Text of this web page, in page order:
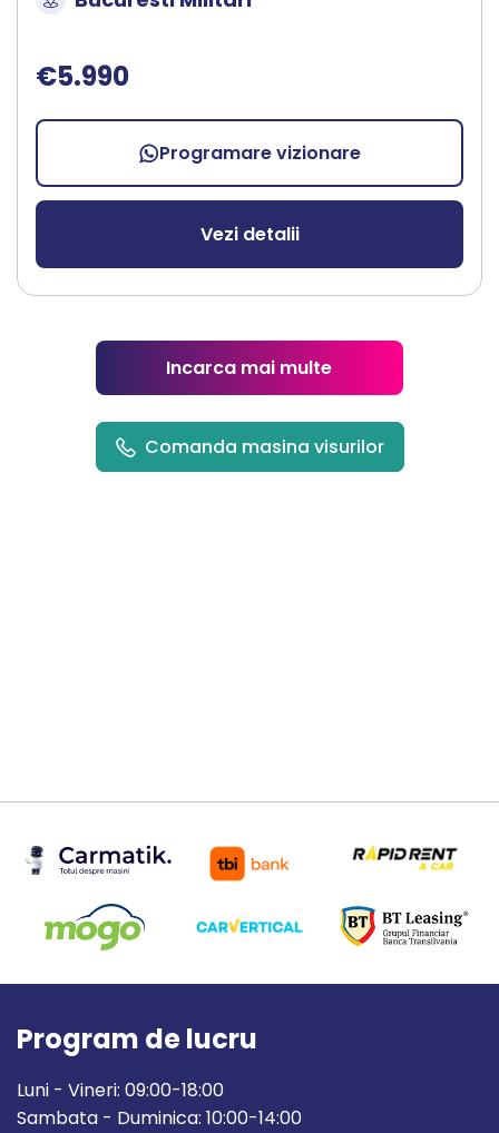
€5.990
Programare vizionare
Vezi detalii
Incarca mai multe
Comanda masina visurilor
Program de lucru
Luni - Vineri: 09:00-18:00
Sambata - Duminica: 10:00-14:00